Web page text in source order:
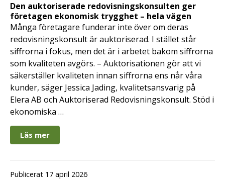
Den auktoriserade redovisningskonsulten ger
företagen ekonomisk trygghet – hela vägen
Många företagare funderar inte över om deras
redovisningskonsult är auktoriserad. I stället står
siffrorna i fokus, men det är i arbetet bakom siffrorna
som kvaliteten avgörs. – Auktorisationen gör att vi
säkerställer kvaliteten innan siffrorna ens når våra
kunder, säger Jessica Jading, kvalitetsansvarig på
Elera AB och Auktoriserad Redovisningskonsult. Stöd i
ekonomiska …
Läs mer
Publicerat 17 april 2026